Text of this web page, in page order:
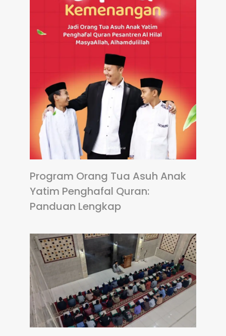
Program Orang Tua Asuh Anak
Yatim Penghafal Quran:
Panduan Lengkap